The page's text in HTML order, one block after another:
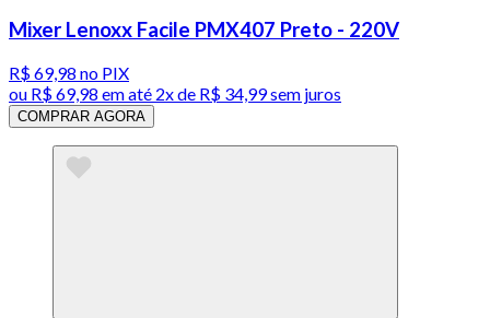
Mixer Lenoxx Facile PMX407 Preto - 220V
R$ 69,98 no PIX
ou R$ 69,98 em até 2x de R$ 34,99 sem juros
COMPRAR AGORA